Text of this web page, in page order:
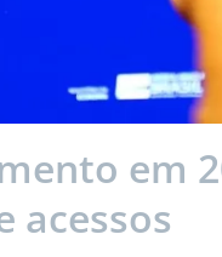
em
acessos